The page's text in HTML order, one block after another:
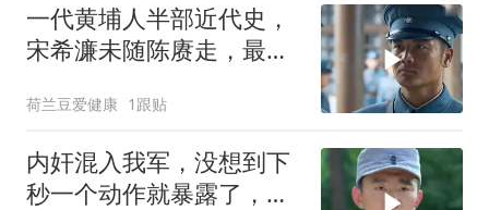
一代黄埔人半部近代史，
宋希濂未随陈赓走，最终
荷兰豆爱健康 1跟贴
内奸混入我军，没想到下
秒一个动作就暴露了，这